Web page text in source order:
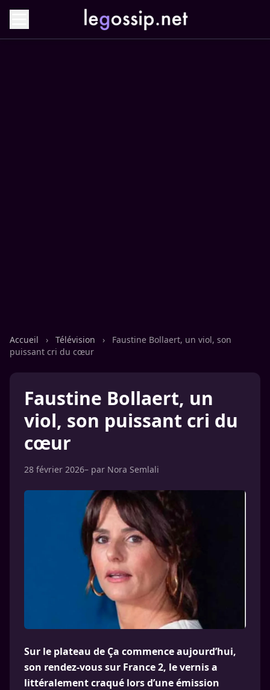
Accueil › Télévision ›
Faustine Bollaert, un viol, son
puissant cri du cœur
Faustine Bollaert, un
viol, son puissant cri du
cœur
28 février 2026– par Nora Semlali
Sur le plateau de Ça commence aujourd’hui,
son rendez-vous sur France 2, le vernis a
littéralement craqué lors d’une émission